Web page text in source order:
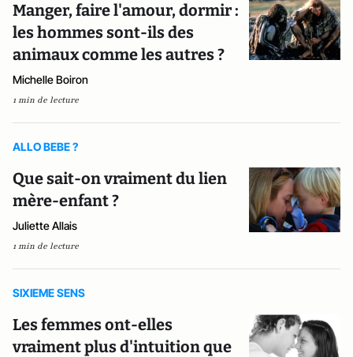
Manger, faire l'amour, dormir :
les hommes sont-ils des
animaux comme les autres ?
Michelle Boiron
1 min de lecture
ALLO BEBE ?
Que sait-on vraiment du lien
mère-enfant ?
Juliette Allais
1 min de lecture
SIXIEME SENS
Les femmes ont-elles
vraiment plus d'intuition que